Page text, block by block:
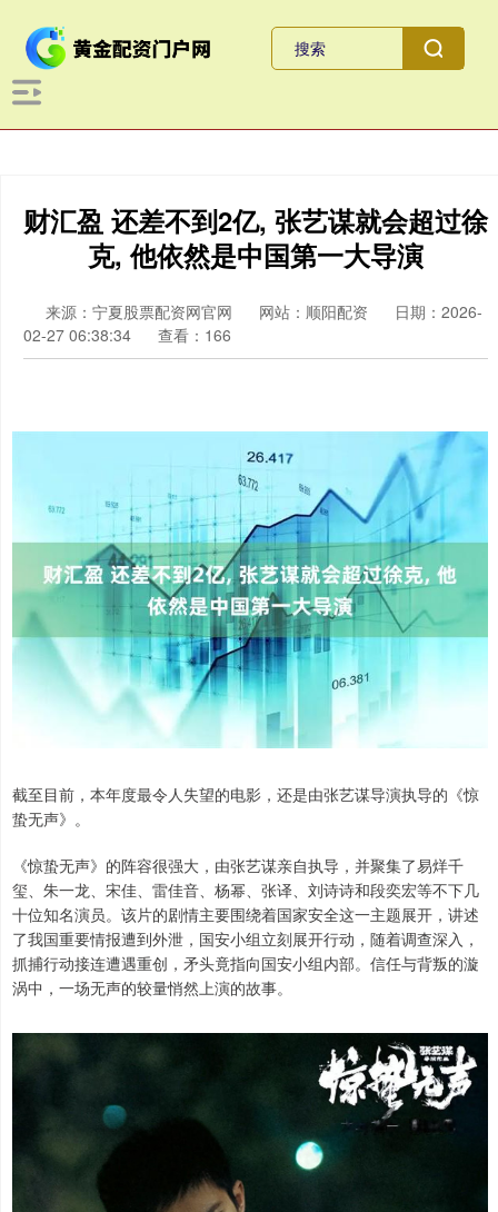
财汇盈 还差不到2亿, 张艺谋就会超过徐
克, 他依然是中国第一大导演
来源：宁夏股票配资网官网 网站：顺阳配资
日期：2026-
02-27 06:38:34
查看：166
截至目前，本年度最令人失望的电影，还是由张艺谋导演执导的《惊
蛰无声》。
《惊蛰无声》的阵容很强大，由张艺谋亲自执导，并聚集了易烊千
玺、朱一龙、宋佳、雷佳音、杨幂、张译、刘诗诗和段奕宏等不下几
十位知名演员。该片的剧情主要围绕着国家安全这一主题展开，讲述
了我国重要情报遭到外泄，国安小组立刻展开行动，随着调查深入，
抓捕行动接连遭遇重创，矛头竟指向国安小组内部。信任与背叛的漩
涡中，一场无声的较量悄然上演的故事。